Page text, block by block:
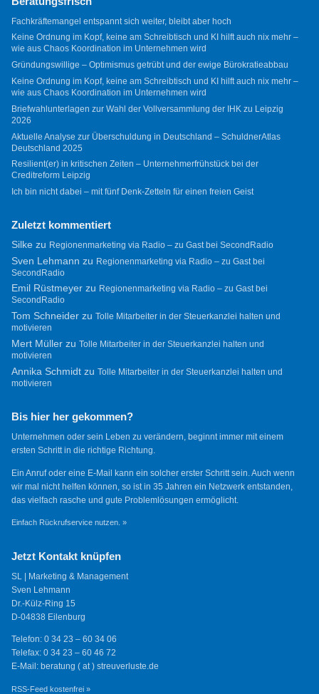
Fachkräftemangel entspannt sich weiter, bleibt aber hoch
Keine Ordnung im Kopf, keine am Schreibtisch und KI hilft auch nix mehr –
wie aus Chaos Koordination im Unternehmen wird
Gründungswillige – Optimismus getrübt und der ewige Bürokratieabbau
Keine Ordnung im Kopf, keine am Schreibtisch und KI hilft auch nix mehr –
wie aus Chaos Koordination im Unternehmen wird
Briefwahlunterlagen zur Wahl der Vollversammlung der IHK zu Leipzig
2026
Aktuelle Analyse zur Überschuldung in Deutschland – SchuldnerAtlas
Deutschland 2025
Resilient(er) in kritischen Zeiten – Unternehmerfrühstück bei der
Creditreform Leipzig
Ich bin nicht dabei – mit fünf Denk-Zetteln für einen freien Geist
Zuletzt kommentiert
Silkezu Regionenmarketing via Radio – zu Gast bei SecondRadio
Sven Lehmann zu Regionenmarketing via Radio – zu Gast bei
SecondRadio
Emil Rüstmeyerzu Regionenmarketing via Radio – zu Gast bei
SecondRadio
Tom Schneiderzu Tolle Mitarbeiter in der Steuerkanzlei halten und
motivieren
Mert Müllerzu Tolle Mitarbeiter in der Steuerkanzlei halten und
motivieren
Annika Schmidtzu Tolle Mitarbeiter in der Steuerkanzlei halten und
motivieren
Bis hier her gekommen?
Unternehmen oder sein Leben zu verändern, beginnt immer mit einem
ersten Schritt in die richtige Richtung.
Ein Anruf oder eine E-Mail kann ein solcher erster Schritt sein. Auch wenn
wir mal nicht helfen können, so ist in 35 Jahren ein Netzwerk entstanden,
das vielfach rasche und gute Problemlösungen ermöglicht.
Einfach Rückrufservice nutzen. »
Jetzt Kontakt knüpfen
SL | Marketing & Management
Sven Lehmann
Dr.-Külz-Ring 15
D-04838 Eilenburg
Telefon: 0 34 23 – 60 34 06
Telefax: 0 34 23 – 60 46 72
E-Mail: beratung ( at ) streuverluste.de
RSS-Feed kostenfrei »